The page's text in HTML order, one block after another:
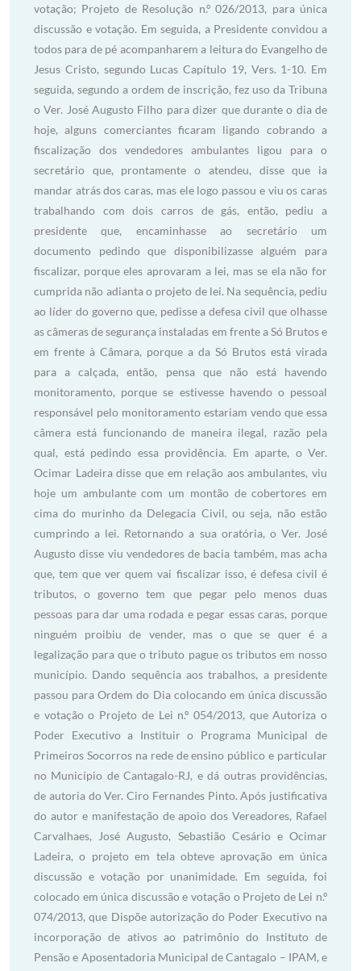
votação; Projeto de Resolução n.º 026/2013, para única
discussão e votação. Em seguida, a Presidente convidou a
todos para de pé acompanharem a leitura do Evangelho de
Jesus Cristo, segundo Lucas Capítulo 19, Vers. 1-10. Em
seguida, segundo a ordem de inscrição, fez uso da Tribuna
o Ver. José Augusto Filho para dizer que durante o dia de
hoje, alguns comerciantes ficaram ligando cobrando a
fiscalização dos vendedores ambulantes ligou para o
secretário que, prontamente o atendeu, disse que ia
mandar atrás dos caras, mas ele logo passou e viu os caras
trabalhando com dois carros de gás, então, pediu a
presidente que, encaminhasse ao secretário um
documento pedindo que disponibilizasse alguém para
fiscalizar, porque eles aprovaram a lei, mas se ela não for
cumprida não adianta o projeto de lei. Na sequência, pediu
ao líder do governo que, pedisse a defesa civil que olhasse
as câmeras de segurança instaladas em frente a Só Brutos e
em frente à Câmara, porque a da Só Brutos está virada
para a calçada, então, pensa que não está havendo
monitoramento, porque se estivesse havendo o pessoal
responsável pelo monitoramento estariam vendo que essa
câmera está funcionando de maneira ilegal, razão pela
qual, está pedindo essa providência. Em aparte, o Ver.
Ocimar Ladeira disse que em relação aos ambulantes, viu
hoje um ambulante com um montão de cobertores em
cima do murinho da Delegacia Civil, ou seja, não estão
cumprindo a lei. Retornando a sua oratória, o Ver. José
Augusto disse viu vendedores de bacia também, mas acha
que, tem que ver quem vai fiscalizar isso, é defesa civil é
tributos, o governo tem que pegar pelo menos duas
pessoas para dar uma rodada e pegar essas caras, porque
ninguém proibiu de vender, mas o que se quer é a
legalização para que o tributo pague os tributos em nosso
município. Dando sequência aos trabalhos, a presidente
passou para Ordem do Dia colocando em única discussão
e votação o Projeto de Lei n.º 054/2013, que Autoriza o
Poder Executivo a Instituir o Programa Municipal de
Primeiros Socorros na rede de ensino público e particular
no Município de Cantagalo-RJ, e dá outras providências,
de autoria do Ver. Ciro Fernandes Pinto. Após justificativa
do autor e manifestação de apoio dos Vereadores, Rafael
Carvalhaes, José Augusto, Sebastião Cesário e Ocimar
Ladeira, o projeto em tela obteve aprovação em única
discussão e votação por unanimidade. Em seguida, foi
colocado em única discussão e votação o Projeto de Lei n.º
074/2013, que Dispõe autorização do Poder Executivo na
incorporação de ativos ao patrimônio do Instituto de
Pensão e Aposentadoria Municipal de Cantagalo – IPAM, e